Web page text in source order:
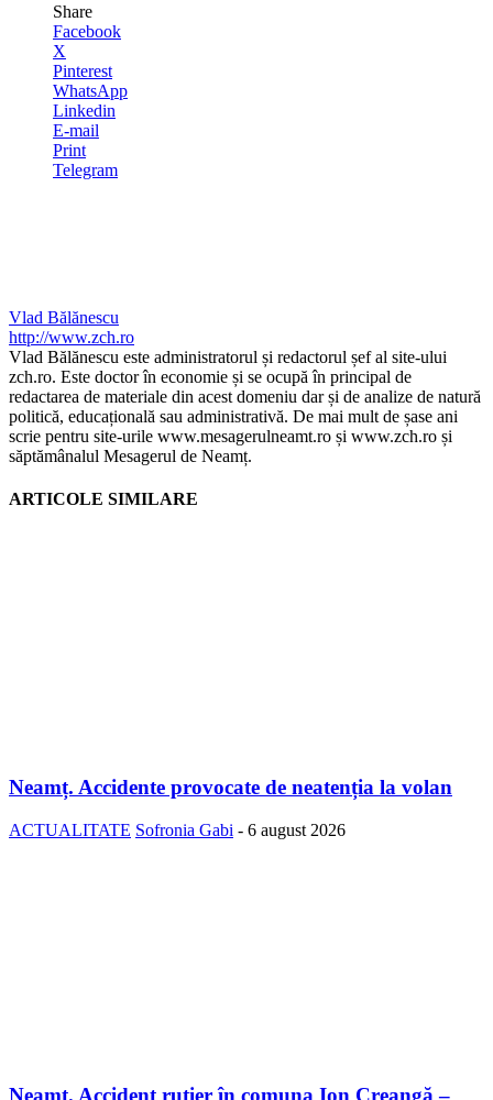
Share
Facebook
X
Pinterest
WhatsApp
Linkedin
E-mail
Print
Telegram
Vlad Bălănescu
http://www.zch.ro
Vlad Bălănescu este administratorul și redactorul șef al site-ului
zch.ro. Este doctor în economie și se ocupă în principal de
redactarea de materiale din acest domeniu dar și de analize de natură
politică, educațională sau administrativă. De mai mult de șase ani
scrie pentru site-urile www.mesagerulneamt.ro și www.zch.ro și
săptămânalul Mesagerul de Neamț.
ARTICOLE SIMILARE
Neamț. Accidente provocate de neatenția la volan
ACTUALITATE Sofronia Gabi - 6 august 2026
Neamț. Accident rutier în comuna Ion Creangă –